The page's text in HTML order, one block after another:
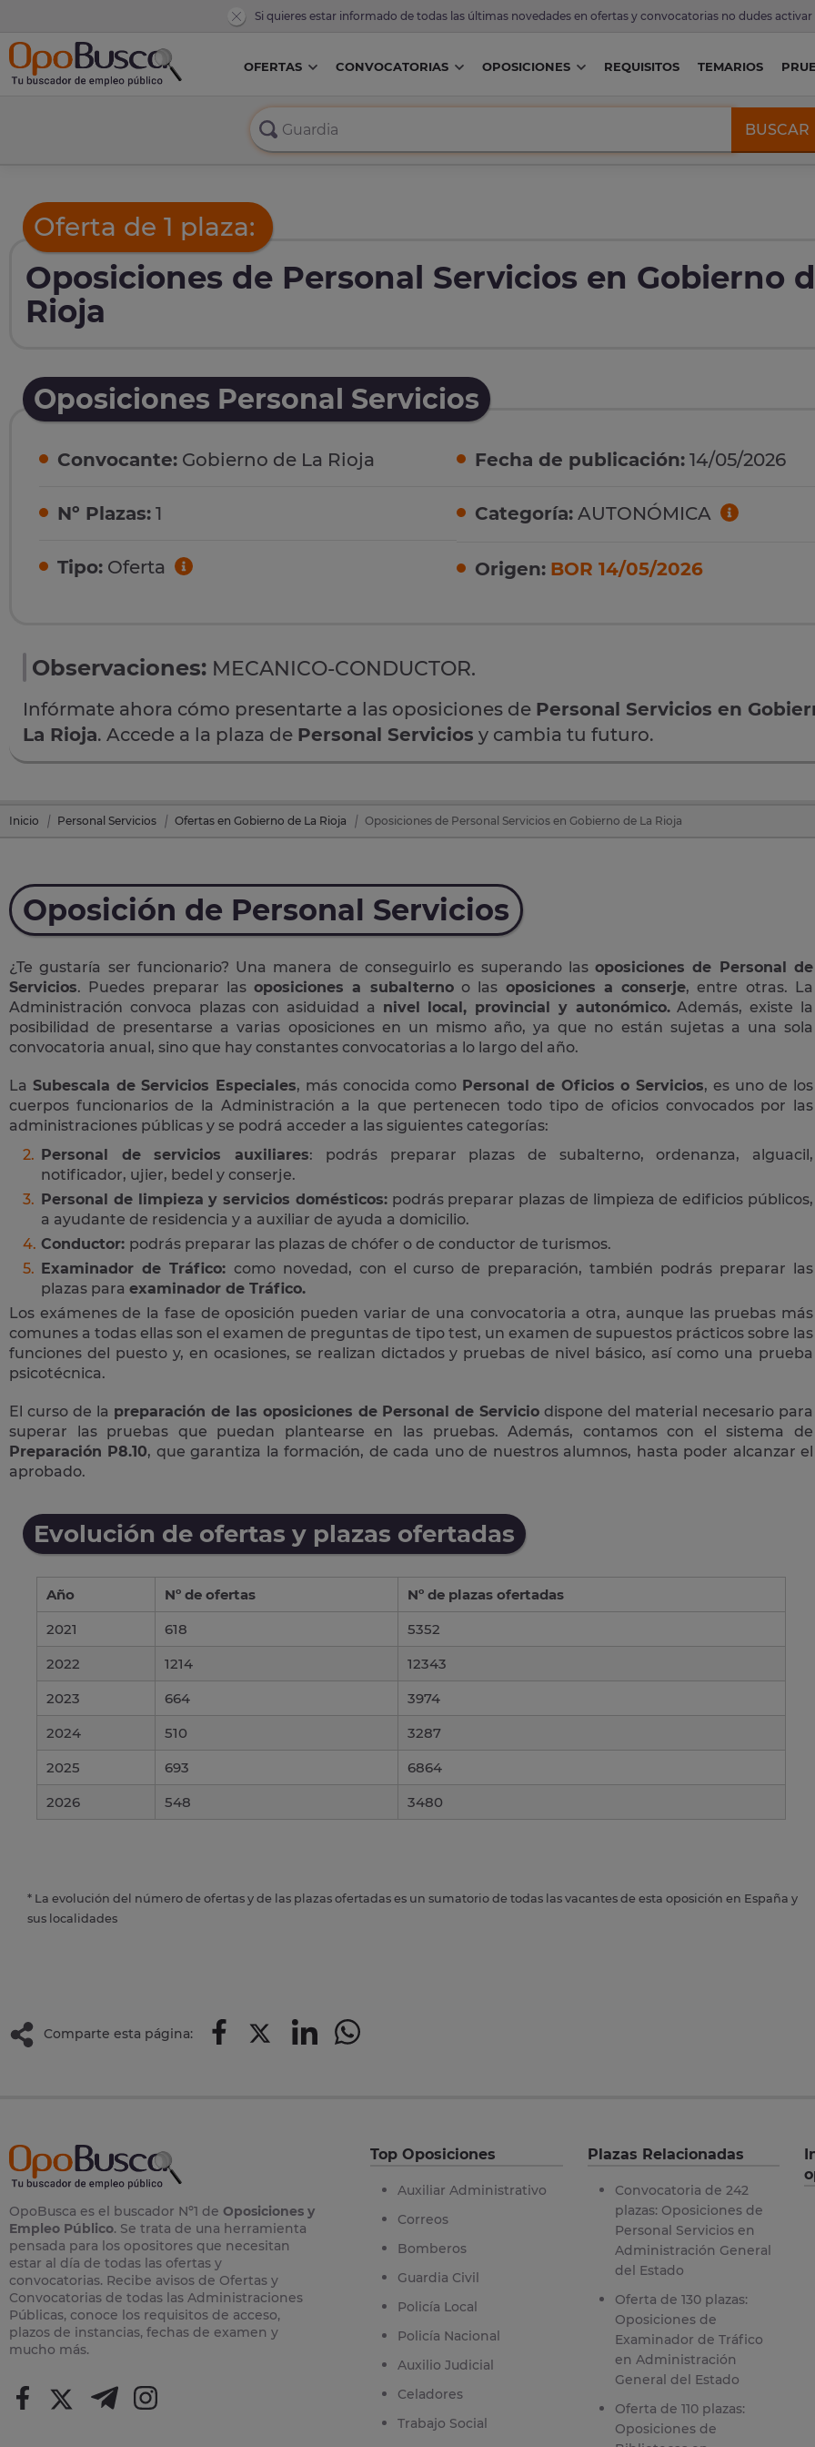
Si quieres estar informado de todas las últimas novedades en ofertas y convocatorias no dudes activar
OFERTAS CONVOCATORIAS OPOSICIONES REQUISITOS TEMARIOS
BUSCAR
Oferta de 1 plaza:
Oposiciones de Personal Servicios en Gobierno
Rioja
Oposiciones Personal Servicios
Convocante: Gobierno de La Rioja
Nº Plazas: 1
Tipo: Oferta
Fecha de publicación: 14/05/2026
Categoría: AUTONÓMICA
Origen: BOR 14/05/2026
Observaciones: MECANICO-CONDUCTOR.
Infórmate ahora cómo presentarte a las oposiciones de Personal Servicios en
La Rioja. Accede a la plaza de Personal Servicios y cambia tu futuro.
Inicio Personal Servicios Ofertas en Gobierno de La Rioja Oposiciones de Personal Servicios en Gobierno de La Rioja
Oposición de Personal Servicios
¿Te gustaría ser funcionario? Una manera de conseguirlo es superando lasoposiciones de Personal de
Servicios. Puedes preparar lasoposiciones a subalternoo las oposiciones a conserje, entre otras. La
Administración convoca plazas con asiduidad a nivel local, provincial y autonómico.Además, existe la
posibilidad de presentarse a varias oposiciones en un mismo año, ya que no están sujetas a una sola
convocatoria anual, sino que hay constantes convocatorias a lo largo del año.
La Subescala de Servicios Especiales, más conocida como Personal de Oficios o Servicios, es uno de los
cuerpos funcionarios de la Administración a la que pertenecen todo tipo de oficios convocados por las
administraciones públicas y se podrá acceder a las siguientes categorías:
Personal de servicios auxiliares: podrás preparar plazas de subalterno, ordenanza, alguacil,
notificador, ujier, bedel y conserje.
Personal de limpieza y servicios domésticos:podrás preparar plazas de limpieza de edificios públicos,
a ayudante de residencia y a auxiliar de ayuda a domicilio.
Conductor: podrás preparar las plazas de chófer o de conductor de turismos.
Examinador de Tráfico: como novedad, con el curso de preparación, también podrás preparar las
plazas para examinador de Tráfico.
Los exámenes de la fase de oposición pueden variar de una convocatoria a otra, aunque las pruebas más
comunes a todas ellas son el examen de preguntas de tipo test, un examen de supuestos prácticos sobre las
funciones del puesto y, en ocasiones, se realizan dictados y pruebas de nivel básico, así como una prueba
psicotécnica.
El curso de la preparación de las oposiciones de Personal de Servicio dispone del material necesario para
superar las pruebas que puedan plantearse en las pruebas. Además, contamos con el sistema de
Preparación P8.10, que garantiza la formación, de cada uno de nuestros alumnos, hasta poder alcanzar el
aprobado.
Evolución de ofertas y plazas ofertadas
Año Nº de ofertas
Nº de plazas ofertadas
2021
618
5352
2022
1214
12343
2023
664
3974
2024
510
3287
2025
693
6864
2026
548 3480
* La evolución del número de ofertas y de las plazas ofertadas es un sumatorio de todas las vacantes de esta oposición en España y
sus localidades
Comparte esta página:
OpoBusca es el buscador Nº1 de Oposiciones y
Empleo Público. Se trata de una herramienta
pensada para los opositores que necesitan
estar al día de todas las ofertas y
convocatorias. Recibe avisos de Ofertas y
Convocatorias de todas las Administraciones
Públicas, conoce los requisitos de acceso,
plazos de instancias, fechas de examen y
mucho más.
Top Oposiciones
Auxiliar Administrativo
Correos
Bomberos
Guardia Civil
Policía Local
Policía Nacional
Auxilio Judicial
Celadores
Trabajo Social
Plazas Relacionadas
Convocatoria de 242
plazas: Oposiciones de
Personal Servicios en
Administración General
del Estado
Oferta de 130 plazas:
Oposiciones de
Examinador de Tráfico
en Administración
General del Estado
Oferta de 110 plazas:
Oposiciones de